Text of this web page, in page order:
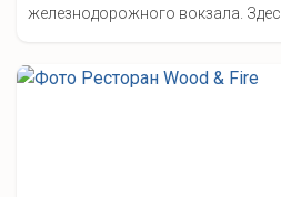
железнодорожного вокзала.